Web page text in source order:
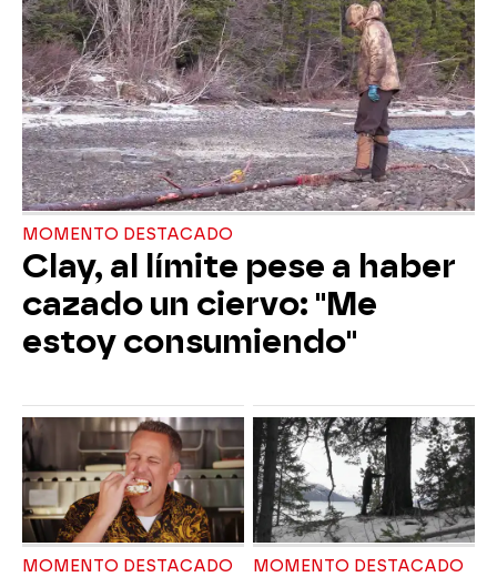
MOMENTO DESTACADO
Clay, al límite pese a haber
cazado un ciervo: "Me
estoy consumiendo"
MOMENTO DESTACADO MOMENTO DESTACADO